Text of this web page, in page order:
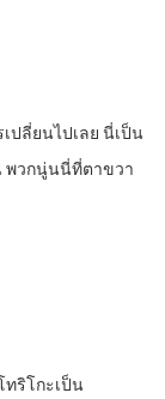
ปลี่ยนไปเลย นี่เป็น
พวกนู่นนี่ที่ตาขวา
ทริโกะเป็น